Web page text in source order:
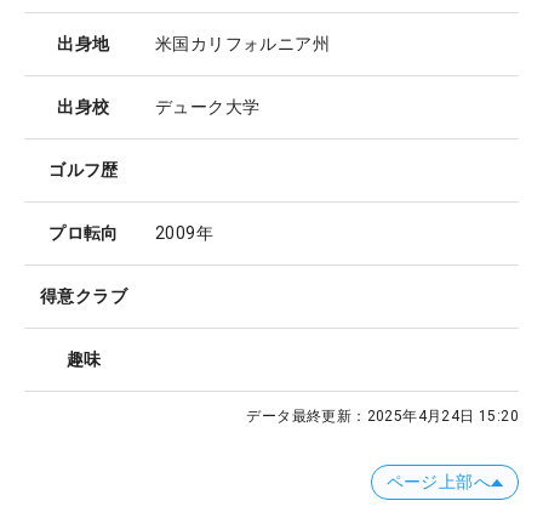
出身地 米国カリフォルニア州
出身校 デューク大学
ゴルフ歴
プロ転向 2009年
得意クラブ
趣味
データ最終更新： 2025年4月24日 15:20
ページ上部へ